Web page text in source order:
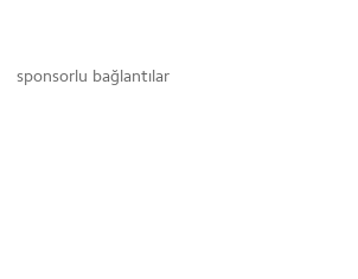
sponsorlu bağlantılar